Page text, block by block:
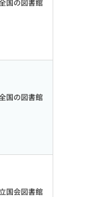
国の図書館
国会図書館